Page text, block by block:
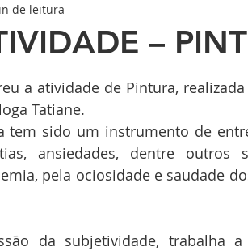
–
de leitura
a atividade de Pintura,
Tatiane.
ansiedades, dentre outros
pela ociosidade e saudade
da subjetividade, trabalha a